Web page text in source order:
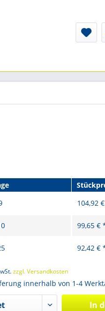
104,92
99,65 €
92,42 €
zzgl. Versandkosten
innerhalb von 1-4
In